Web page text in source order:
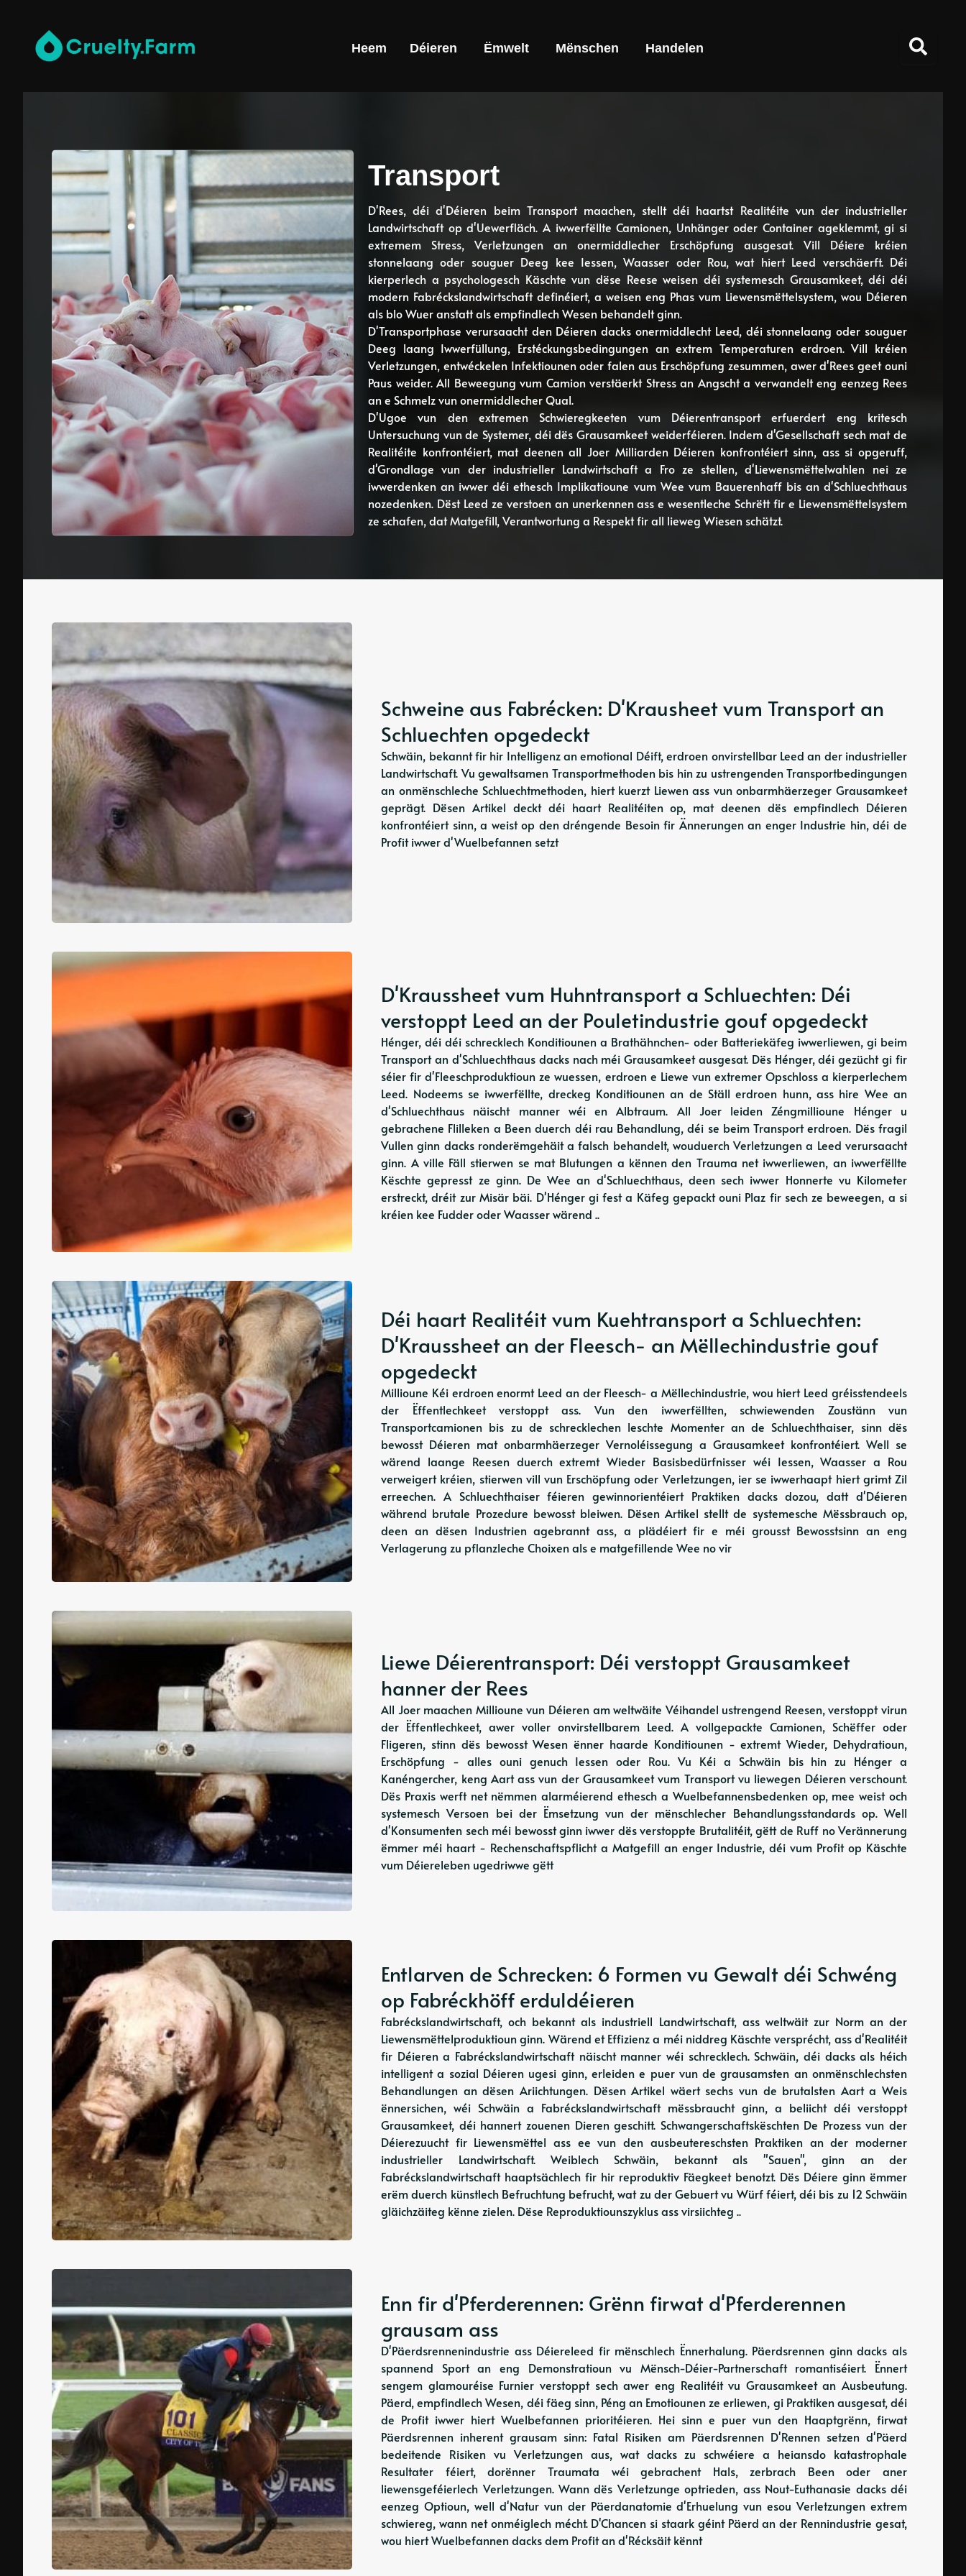
Heem Déieren Ëmwelt Mënschen Handelen
Transport
D'Rees, déi d'Déieren beim Transport maachen, stellt déi haartst Realitéite vun der industrieller
Landwirtschaft op d'Uewerfläch. A iwwerfëllte Camionen, Unhänger oder Container ageklemmt, gi si
extremem Stress, Verletzungen an onermiddlecher Erschöpfung ausgesat. Vill Déiere kréien
stonnelaang oder souguer Deeg kee Iessen, Waasser oder Rou, wat hiert Leed verschäerft. Déi
kierperlech a psychologesch Käschte vun dëse Reese weisen déi systemesch Grausamkeet, déi déi
modern Fabréckslandwirtschaft definéiert, a weisen eng Phas vum Liewensmëttelsystem, wou Déieren
als blo Wuer anstatt als empfindlech Wesen behandelt ginn.
D'Transportphase verursaacht den Déieren dacks onermiddlecht Leed, déi stonnelaang oder souguer
Deeg laang Iwwerfüllung, Erstéckungsbedingungen an extrem Temperaturen erdroen. Vill kréien
Verletzungen, entwéckelen Infektiounen oder falen aus Erschöpfung zesummen, awer d'Rees geet ouni
Paus weider. All Beweegung vum Camion verstäerkt Stress an Angscht a verwandelt eng eenzeg Rees
an e Schmelz vun onermiddlecher Qual.
D'Ugoe vun den extremen Schwieregkeeten vum Déierentransport erfuerdert eng kritesch
Untersuchung vun de Systemer, déi dës Grausamkeet weiderféieren. Indem d'Gesellschaft sech mat de
Realitéite konfrontéiert, mat deenen all Joer Milliarden Déieren konfrontéiert sinn, ass si opgeruff,
d'Grondlage vun der industrieller Landwirtschaft a Fro ze stellen, d'Liewensmëttelwahlen nei ze
iwwerdenken an iwwer déi ethesch Implikatioune vum Wee vum Bauerenhaff bis an d'Schluechthaus
nozedenken. Dëst Leed ze verstoen an unerkennen ass e wesentleche Schrëtt fir e Liewensmëttelsystem
ze schafen, dat Matgefill, Verantwortung a Respekt fir all lieweg Wiesen schätzt.
Schweine aus Fabrécken: D'Krausheet vum Transport an
Schluechten opgedeckt
Schwäin, bekannt fir hir Intelligenz an emotional Déift, erdroen onvirstellbar Leed an der industrieller
Landwirtschaft. Vu gewaltsamen Transportmethoden bis hin zu ustrengenden Transportbedingungen
an onmënschleche Schluechtmethoden, hiert kuerzt Liewen ass vun onbarmhäerzeger Grausamkeet
geprägt. Dësen Artikel deckt déi haart Realitéiten op, mat deenen dës empfindlech Déieren
konfrontéiert sinn, a weist op den dréngende Besoin fir Ännerungen an enger Industrie hin, déi de
Profit iwwer d'Wuelbefannen setzt
D'Kraussheet vum Huhntransport a Schluechten: Déi
verstoppt Leed an der Pouletindustrie gouf opgedeckt
Hénger, déi déi schrecklech Konditiounen a Brathähnchen- oder Batteriekäfeg iwwerliewen, gi beim
Transport an d'Schluechthaus dacks nach méi Grausamkeet ausgesat. Dës Hénger, déi gezücht gi fir
séier fir d'Fleeschproduktioun ze wuessen, erdroen e Liewe vun extremer Opschloss a kierperlechem
Leed. Nodeems se iwwerfëllte, dreckeg Konditiounen an de Ställ erdroen hunn, ass hire Wee an
d'Schluechthaus näischt manner wéi en Albtraum. All Joer leiden Zéngmillioune Hénger u
gebrachene Flilleken a Been duerch déi rau Behandlung, déi se beim Transport erdroen. Dës fragil
Vullen ginn dacks ronderëmgehäit a falsch behandelt, wouduerch Verletzungen a Leed verursaacht
ginn. A ville Fäll stierwen se mat Blutungen a kënnen den Trauma net iwwerliewen, an iwwerfëllte
Këschte gepresst ze ginn. De Wee an d'Schluechthaus, deen sech iwwer Honnerte vu Kilometer
erstreckt, dréit zur Misär bäi. D'Hénger gi fest a Käfeg gepackt ouni Plaz fir sech ze beweegen, a si
kréien kee Fudder oder Waasser wärend ..
Déi haart Realitéit vum Kuehtransport a Schluechten:
D'Kraussheet an der Fleesch- an Mëllechindustrie gouf
opgedeckt
Millioune Kéi erdroen enormt Leed an der Fleesch- a Mëllechindustrie, wou hiert Leed gréisstendeels
der Ëffentlechkeet verstoppt ass. Vun den iwwerfëllten, schwiewenden Zoustänn vun
Transportcamionen bis zu de schrecklechen leschte Momenter an de Schluechthaiser, sinn dës
bewosst Déieren mat onbarmhäerzeger Vernoléissegung a Grausamkeet konfrontéiert. Well se
wärend laange Reesen duerch extremt Wieder Basisbedürfnisser wéi Iessen, Waasser a Rou
verweigert kréien, stierwen vill vun Erschöpfung oder Verletzungen, ier se iwwerhaapt hiert grimt Zil
erreechen. A Schluechthaiser féieren gewinnorientéiert Praktiken dacks dozou, datt d'Déieren
während brutale Prozedure bewosst bleiwen. Dësen Artikel stellt de systemesche Mëssbrauch op,
deen an dësen Industrien agebrannt ass, a plädéiert fir e méi grousst Bewosstsinn an eng
Verlagerung zu pflanzleche Choixen als e matgefillende Wee no vir
Liewe Déierentransport: Déi verstoppt Grausamkeet
hanner der Rees
All Joer maachen Millioune vun Déieren am weltwäite Véihandel ustrengend Reesen, verstoppt virun
der Ëffentlechkeet, awer voller onvirstellbarem Leed. A vollgepackte Camionen, Schëffer oder
Fligeren, stinn dës bewosst Wesen ënner haarde Konditiounen - extremt Wieder, Dehydratioun,
Erschöpfung - alles ouni genuch Iessen oder Rou. Vu Kéi a Schwäin bis hin zu Hénger a
Kanéngercher, keng Aart ass vun der Grausamkeet vum Transport vu liewegen Déieren verschount.
Dës Praxis werft net nëmmen alarméierend ethesch a Wuelbefannensbedenken op, mee weist och
systemesch Versoen bei der Ëmsetzung vun der mënschlecher Behandlungsstandards op. Well
d'Konsumenten sech méi bewosst ginn iwwer dës verstoppte Brutalitéit, gëtt de Ruff no Verännerung
ëmmer méi haart - Rechenschaftspflicht a Matgefill an enger Industrie, déi vum Profit op Käschte
vum Déiereleben ugedriwwe gëtt
Entlarven de Schrecken: 6 Formen vu Gewalt déi Schwéng
op Fabréckhöff erduldéieren
Fabréckslandwirtschaft, och bekannt als industriell Landwirtschaft, ass weltwäit zur Norm an der
Liewensmëttelproduktioun ginn. Wärend et Effizienz a méi niddreg Käschte versprécht, ass d'Realitéit
fir Déieren a Fabréckslandwirtschaft näischt manner wéi schrecklech. Schwäin, déi dacks als héich
intelligent a sozial Déieren ugesi ginn, erleiden e puer vun de grausamsten an onmënschlechsten
Behandlungen an dësen Ariichtungen. Dësen Artikel wäert sechs vun de brutalsten Aart a Weis
ënnersichen, wéi Schwäin a Fabréckslandwirtschaft mëssbraucht ginn, a beliicht déi verstoppt
Grausamkeet, déi hannert zouenen Dieren geschitt. Schwangerschaftskëschten De Prozess vun der
Déierezuucht fir Liewensmëttel ass ee vun den ausbeutereschsten Praktiken an der moderner
industrieller Landwirtschaft. Weiblech Schwäin, bekannt als "Sauen", ginn an der
Fabréckslandwirtschaft haaptsächlech fir hir reproduktiv Fäegkeet benotzt. Dës Déiere ginn ëmmer
erëm duerch künstlech Befruchtung befrucht, wat zu der Gebuert vu Würf féiert, déi bis zu 12 Schwäin
gläichzäiteg kënne zielen. Dëse Reproduktiounszyklus ass virsiichteg ..
Enn fir d'Pferderennen: Grënn firwat d'Pferderennen
grausam ass
D'Päerdsrennenindustrie ass Déiereleed fir mënschlech Ënnerhalung. Päerdsrennen ginn dacks als
spannend Sport an eng Demonstratioun vu Mënsch-Déier-Partnerschaft romantiséiert. Ënnert
sengem glamouréise Furnier verstoppt sech awer eng Realitéit vu Grausamkeet an Ausbeutung.
Päerd, empfindlech Wesen, déi fäeg sinn, Péng an Emotiounen ze erliewen, gi Praktiken ausgesat, déi
de Profit iwwer hiert Wuelbefannen prioritéieren. Hei sinn e puer vun den Haaptgrënn, firwat
Päerdsrennen inherent grausam sinn: Fatal Risiken am Päerdsrennen D'Rennen setzen d'Päerd
bedeitende Risiken vu Verletzungen aus, wat dacks zu schwéiere a heiansdo katastrophale
Resultater féiert, dorënner Traumata wéi gebrachent Hals, zerbrach Been oder aner
liewensgeféierlech Verletzungen. Wann dës Verletzunge optrieden, ass Nout-Euthanasie dacks déi
eenzeg Optioun, well d'Natur vun der Päerdanatomie d'Erhuelung vun esou Verletzungen extrem
schwiereg, wann net onméiglech mécht. D'Chancen si staark géint Päerd an der Rennindustrie gesat,
wou hiert Wuelbefannen dacks dem Profit an d'Récksäit kënnt